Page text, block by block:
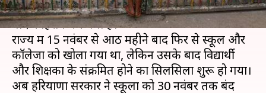
कोरोना महामारी के बीच हरियाणा में स्कूलों को खोलने के
बाद कोहराम मच गया है।
राज्य में 15 नवंबर से आठ महीने बाद फिर से स्कूल और
कॉलेजों को खोला गया था, लेकिन उसके बाद विद्यार्थी
और शिक्षकों के संक्रमित होने का सिलसिला शुरू हो गया।
अब हरियाणा सरकार ने स्कूलों को 30 नवंबर तक बंद